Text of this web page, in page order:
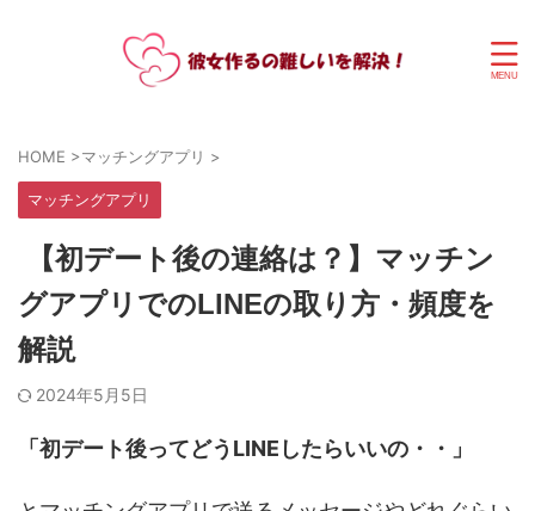
HOME >マッチングアプリ >
マッチングアプリ
【初デート後の連絡は？】マッチン
グアプリでのLINEの取り方・頻度を
解説
2024年5月5日
「初デート後ってどうLINEしたらいいの・・」